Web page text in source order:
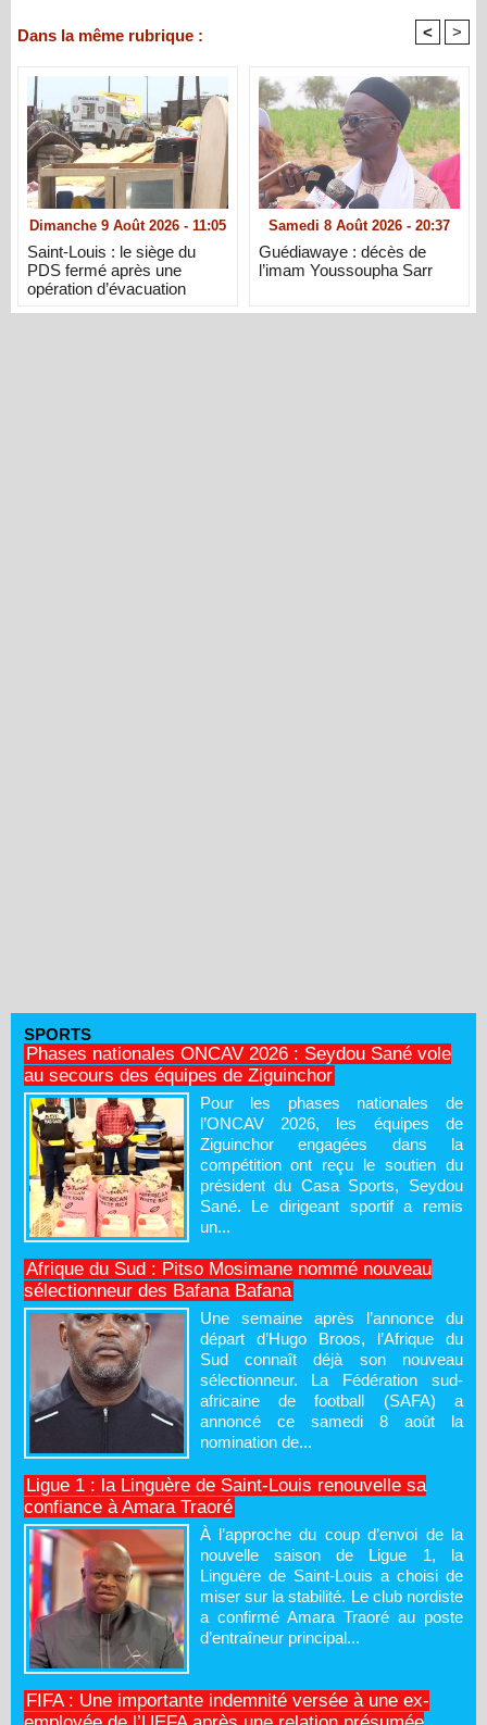
Dans la même rubrique : < >
Dimanche 9 Août 2026 - 11:05
Saint-Louis : le siège du
PDS fermé après une
opération d’évacuation
Samedi 8 Août 2026 - 20:37
Guédiawaye : décès de
l’imam Youssoupha Sarr
SPORTS
Phases nationales ONCAV 2026 : Seydou Sané vole
au secours des équipes de Ziguinchor
Pour les phases nationales de
l’ONCAV 2026, les équipes de
Ziguinchor engagées dans la
compétition ont reçu le soutien du
président du Casa Sports, Seydou
Sané. Le dirigeant sportif a remis
un...
Afrique du Sud : Pitso Mosimane nommé nouveau
sélectionneur des Bafana Bafana
Une semaine après l’annonce du
départ d’Hugo Broos, l’Afrique du
Sud connaît déjà son nouveau
sélectionneur. La Fédération sud-
africaine de football (SAFA) a
annoncé ce samedi 8 août la
nomination de...
Ligue 1 : la Linguère de Saint-Louis renouvelle sa
confiance à Amara Traoré
À l’approche du coup d’envoi de la
nouvelle saison de Ligue 1, la
Linguère de Saint-Louis a choisi de
miser sur la stabilité. Le club nordiste
a confirmé Amara Traoré au poste
d’entraîneur principal...
FIFA : Une importante indemnité versée à une ex-